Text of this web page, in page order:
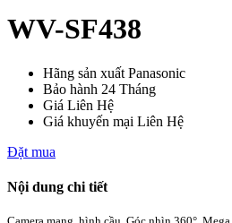
WV-SF438
Hãng sản xuất Panasonic
Bảo hành 24 Tháng
Giá Liên Hệ
Giá khuyến mại Liên Hệ
Đặt mua
Nội dung chi tiết